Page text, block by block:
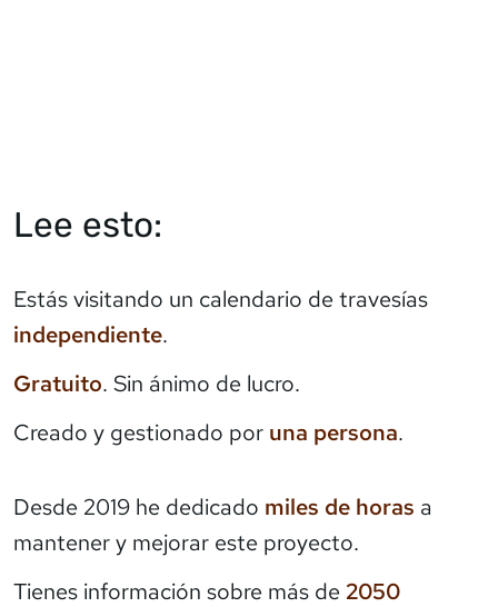
Lee esto:
Estás visitando un calendario de travesías
independiente.
Gratuito. Sin ánimo de lucro.
Creado y gestionado por una persona.
Desde 2019 he dedicado miles de horas a
mantener y mejorar este proyecto.
Tienes información sobre más de 2050